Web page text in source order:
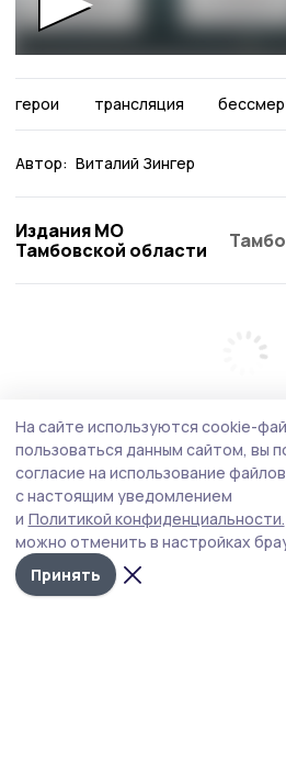
герои трансляция
Автор: Виталий Зингер
Издания МО
Тамбовской области
На сайте используются cookie-
пользоваться данным сайтом, вы
согласие на использование
с настоящим уведомлением
и Политикой конфиденциальности.
можно отменить в настройках
Принять